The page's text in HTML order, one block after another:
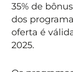
35% de
dos
oferta é
2025.